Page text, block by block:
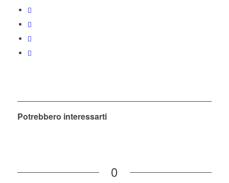
Potrebbero interessarti
0